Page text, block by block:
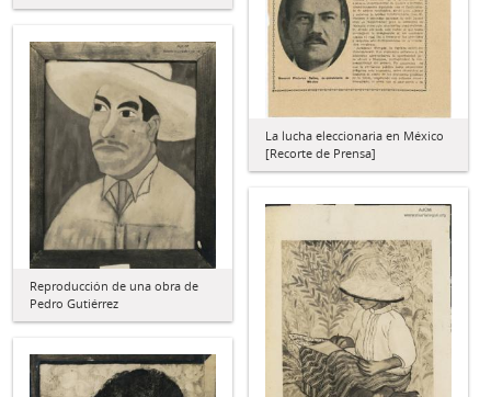
La lucha eleccionaria en México
[Recorte de Prensa]
Reproducción de una obra de
Pedro Gutiérrez